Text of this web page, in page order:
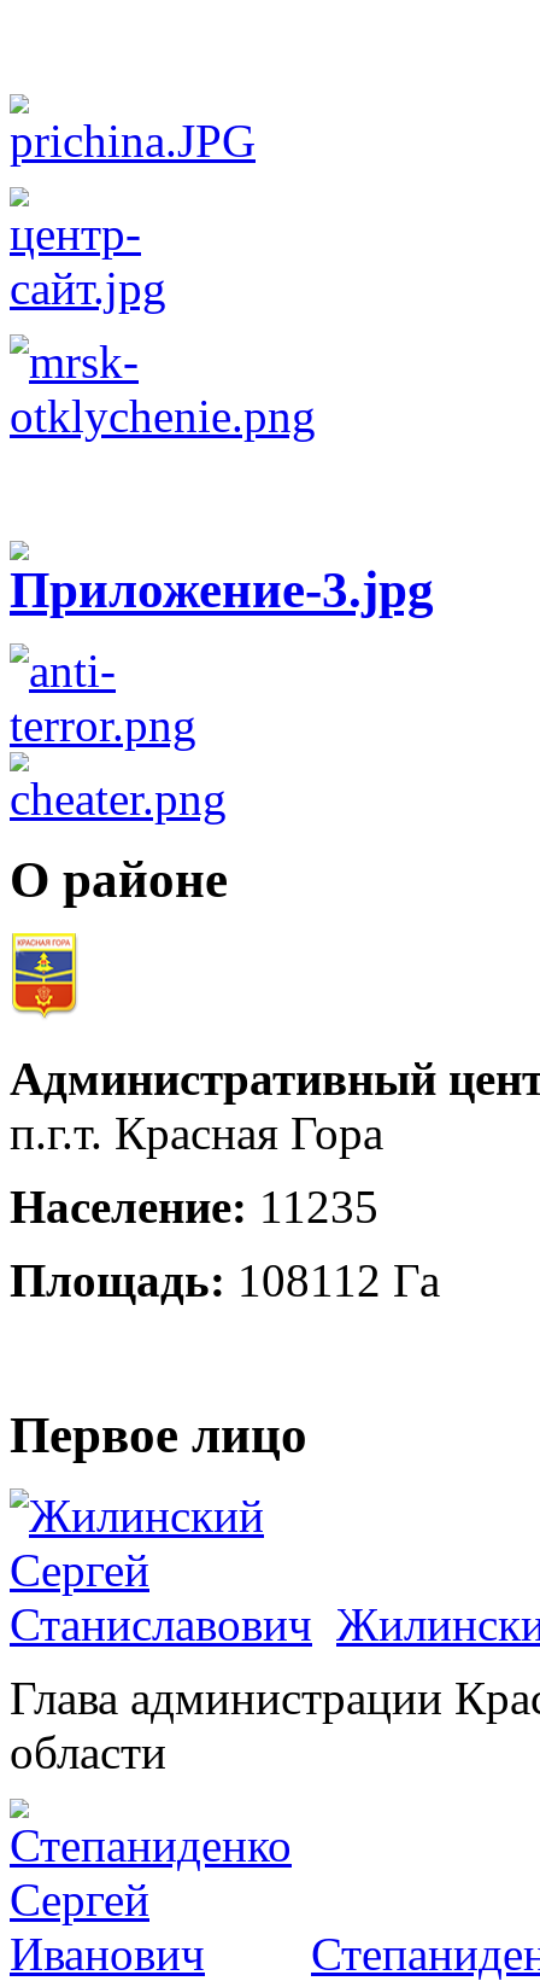
О районе
Административный
п.г.т. Красная Гора
Население: 11235
Площадь: 108112 Га
Первое лицо
Глава администрации
области